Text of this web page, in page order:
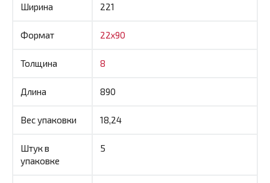
Ширина 221
Формат 22x90
Толщина 8
Длина 890
Вес упаковки 18,24
Штук в
упаковке
5